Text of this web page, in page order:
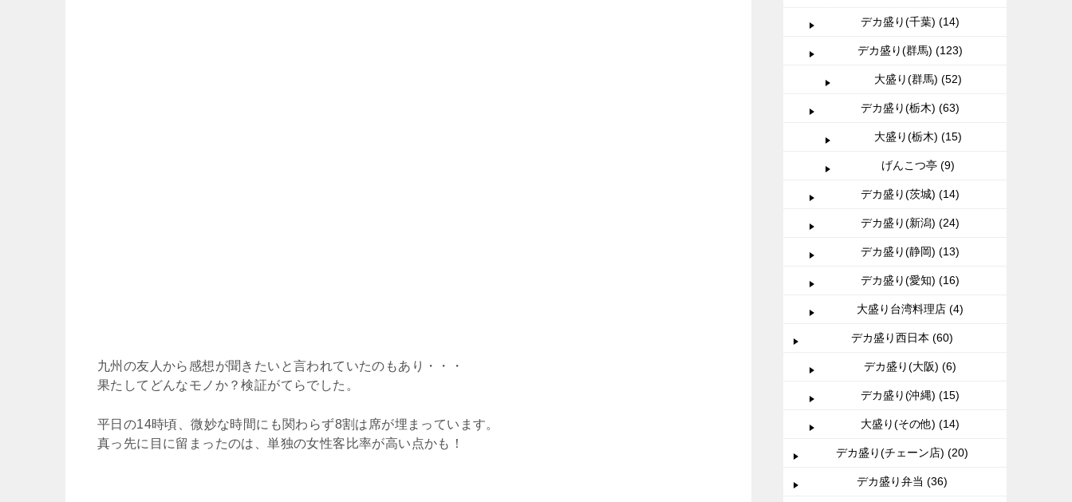
九州の友人から感想が聞きたいと言われていたのもあり・・・
果たしてどんなモノか？検証がてらでした。
平日の14時頃、微妙な時間にも関わらず8割は席が埋まっています。
真っ先に目に留まったのは、単独の女性客比率が高い点かも！
デカ盛り(千葉) (14)
デカ盛り(群馬) (123)
大盛り(群馬) (52)
デカ盛り(栃木) (63)
大盛り(栃木) (15)
げんこつ亭 (9)
デカ盛り(茨城) (14)
デカ盛り(新潟) (24)
デカ盛り(静岡) (13)
デカ盛り(愛知) (16)
大盛り台湾料理店 (4)
デカ盛り西日本 (60)
デカ盛り(大阪) (6)
デカ盛り(沖縄) (15)
大盛り(その他) (14)
デカ盛り(チェーン店) (20)
デカ盛り弁当 (36)